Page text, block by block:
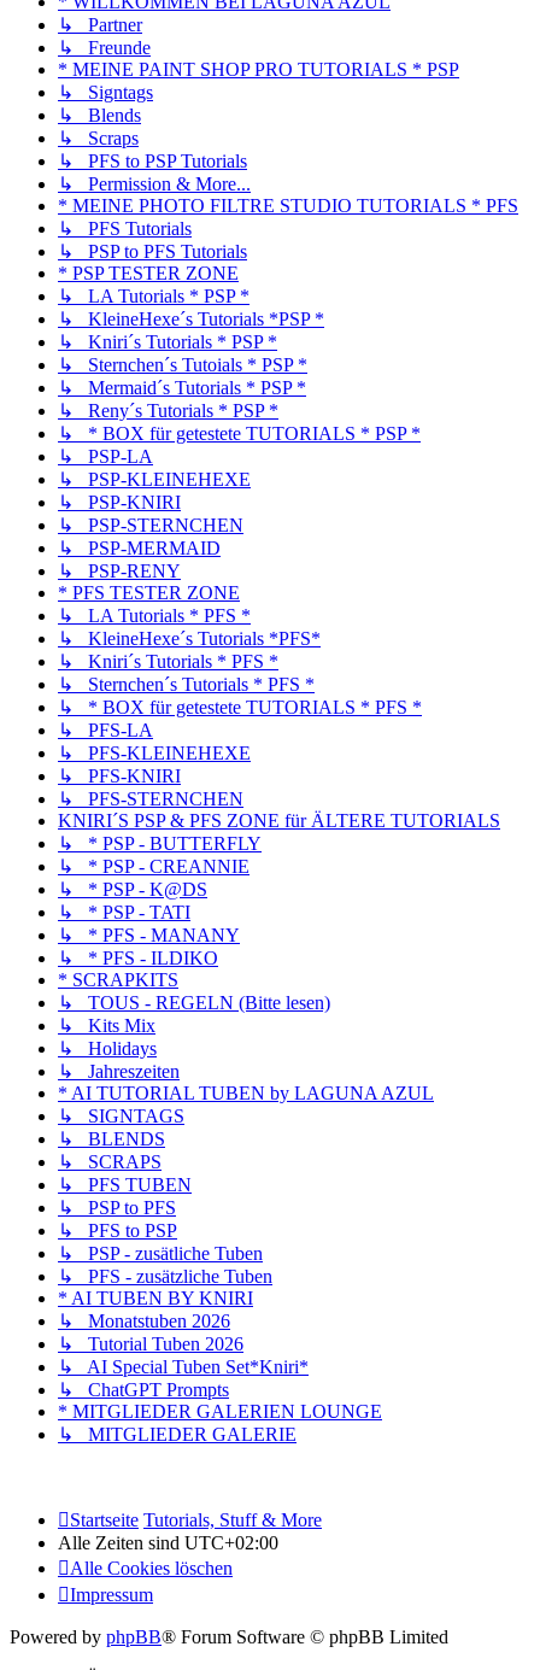
↳ Partner
↳ Freunde
* MEINE PAINT SHOP PRO TUTORIALS * PSP
↳ Signtags
↳ Blends
↳ Scraps
↳ PFS to PSP Tutorials
↳ Permission & More...
* MEINE PHOTO FILTRE STUDIO TUTORIALS * PFS
↳ PFS Tutorials
↳ PSP to PFS Tutorials
* PSP TESTER ZONE
↳ LA Tutorials * PSP *
↳ KleineHexe´s Tutorials *PSP *
↳ Kniri´s Tutorials * PSP *
↳ Sternchen´s Tutoials * PSP *
↳ Mermaid´s Tutorials * PSP *
↳ Reny´s Tutorials * PSP *
↳ * BOX für getestete TUTORIALS * PSP *
↳ PSP-LA
↳ PSP-KLEINEHEXE
↳ PSP-KNIRI
↳ PSP-STERNCHEN
↳ PSP-MERMAID
↳ PSP-RENY
* PFS TESTER ZONE
↳ LA Tutorials * PFS *
↳ KleineHexe´s Tutorials *PFS*
↳ Kniri´s Tutorials * PFS *
↳ Sternchen´s Tutorials * PFS *
↳ * BOX für getestete TUTORIALS * PFS *
↳ PFS-LA
↳ PFS-KLEINEHEXE
↳ PFS-KNIRI
↳ PFS-STERNCHEN
KNIRI´S PSP & PFS ZONE für ÄLTERE TUTORIALS
↳ * PSP - BUTTERFLY
↳ * PSP - CREANNIE
↳ * PSP - K@DS
↳ * PSP - TATI
↳ * PFS - MANANY
↳ * PFS - ILDIKO
* SCRAPKITS
↳ TOUS - REGELN (Bitte lesen)
↳ Kits Mix
↳ Holidays
↳ Jahreszeiten
* AI TUTORIAL TUBEN by LAGUNA AZUL
↳ SIGNTAGS
↳ BLENDS
↳ SCRAPS
↳ PFS TUBEN
↳ PSP to PFS
↳ PFS to PSP
↳ PSP - zusätliche Tuben
↳ PFS - zusätzliche Tuben
* AI TUBEN BY KNIRI
↳ Monatstuben 2026
↳ Tutorial Tuben 2026
↳ AI Special Tuben Set*Kniri*
↳ ChatGPT Prompts
* MITGLIEDER GALERIEN LOUNGE
↳ MITGLIEDER GALERIE
Startseite Tutorials, Stuff & More
Alle Zeiten sind UTC+02:00
Alle Cookies löschen
Impressum
Powered by phpBB® Forum Software © phpBB Limited